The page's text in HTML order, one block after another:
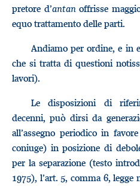
pretore d’antanoffrisse
equo trattamento delle parti.
Andiamo per ordine, e in
che si tratta di questioni
lavori).
Le disposizioni di
decenni, può dirsi da
all’assegno periodico in
coniuge) in posizione di
per la separazione (testo
1975), l’art. 5, comma 6,